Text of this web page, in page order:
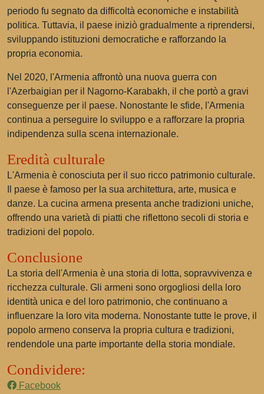
periodo fu segnato da difficoltà economiche e instabilità
politica. Tuttavia, il paese iniziò gradualmente a riprendersi,
sviluppando istituzioni democratiche e rafforzando la
propria economia.
Nel 2020, l'Armenia affrontò una nuova guerra con
l'Azerbaigian per il Nagorno-Karabakh, il che portò a gravi
conseguenze per il paese. Nonostante le sfide, l'Armenia
continua a perseguire lo sviluppo e a rafforzare la propria
indipendenza sulla scena internazionale.
Eredità culturale
L'Armenia è conosciuta per il suo ricco patrimonio culturale.
Il paese è famoso per la sua architettura, arte, musica e
danze. La cucina armena presenta anche tradizioni uniche,
offrendo una varietà di piatti che riflettono secoli di storia e
tradizioni del popolo.
Conclusione
La storia dell'Armenia è una storia di lotta, sopravvivenza e
ricchezza culturale. Gli armeni sono orgogliosi della loro
identità unica e del loro patrimonio, che continuano a
influenzare la loro vita moderna. Nonostante tutte le prove, il
popolo armeno conserva la propria cultura e tradizioni,
rendendole una parte importante della storia mondiale.
Condividere:
Facebook